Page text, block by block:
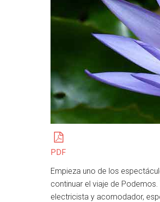
PDF
Empieza uno de los
continuar el viaje de
electricista y acomodador,